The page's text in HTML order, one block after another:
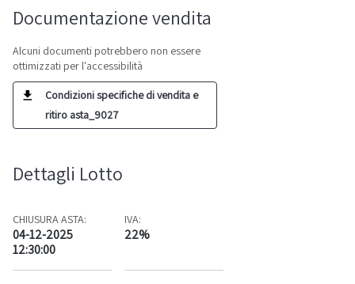
Documentazione vendita
Alcuni documenti potrebbero non essere
ottimizzati per l'accessibilità
Condizioni specifiche di vendita e
ritiro asta_9027
Dettagli Lotto
CHIUSURA ASTA:
04-12-2025
12:30:00
IVA:
22%